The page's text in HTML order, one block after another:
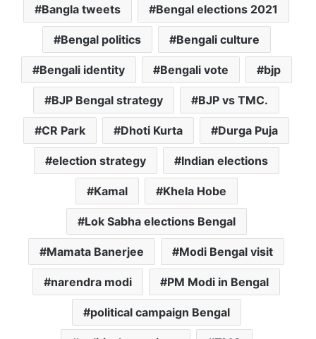
Bangla tweets Bengal elections 2021
Bengal politics Bengali culture
Bengali identity Bengali vote bjp
BJP Bengal strategy BJP vs TMC.
CR Park Dhoti Kurta Durga Puja
election strategy Indian elections
Kamal Khela Hobe
Lok Sabha elections Bengal
Mamata Banerjee Modi Bengal visit
narendra modi PM Modi in Bengal
political campaign Bengal